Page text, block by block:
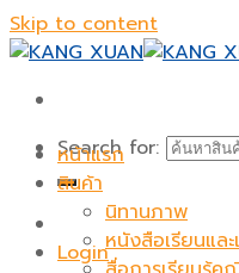
Skip to content
Search for:
Login
หน้าแรก
สินค้า
นิทานภาพ
หนังสือเรียนแล